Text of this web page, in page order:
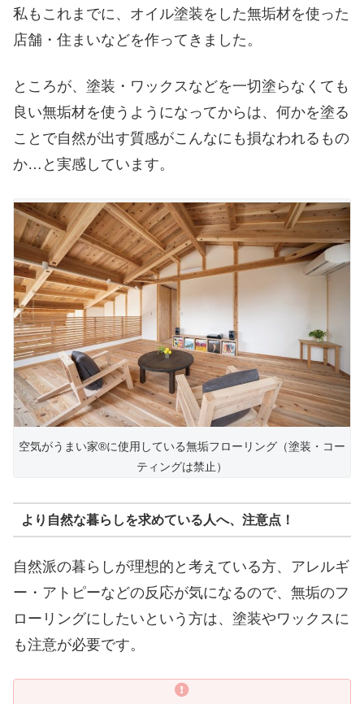
私もこれまでに、オイル塗装をした無垢材を使った
店舗・住まいなどを作ってきました。
ところが、塗装・ワックスなどを一切塗らなくても
良い無垢材を使うようになってからは、何かを塗る
ことで自然が出す質感がこんなにも損なわれるもの
か…と実感しています。
空気がうまい家®︎に使用している無垢フローリング（塗装・コー
ティングは禁止）
より自然な暮らしを求めている人へ、注意点！
自然派の暮らしが理想的と考えている方、アレルギ
ー・アトピーなどの反応が気になるので、無垢のフ
ローリングにしたいという方は、塗装やワックスに
も注意が必要です。